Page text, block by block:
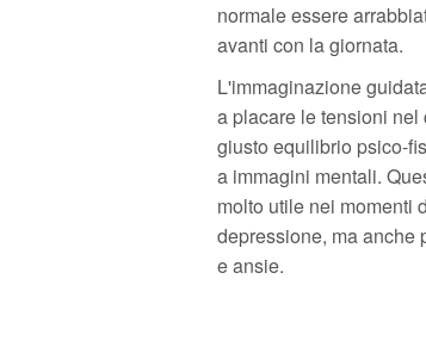
normale essere
avanti con la giornata.
L'immaginazione
a placare le tensioni nel
giusto equilibrio psico-
a immagini mentali.
molto utile nei momenti
depressione, ma anche
e ansie.